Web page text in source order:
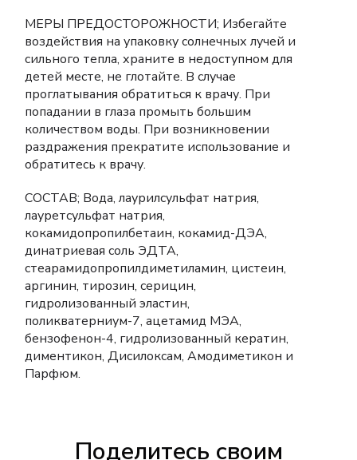
МЕРЫ ПРЕДОСТОРОЖНОСТИ; Избегайте
воздействия на упаковку солнечных лучей и
сильного тепла, храните в недоступном для
детей месте, не глотайте. В случае
проглатывания обратиться к врачу. При
попадании в глаза промыть большим
количеством воды. При возникновении
раздражения прекратите использование и
обратитесь к врачу.
СОСТАВ; Вода, лаурилсульфат натрия,
лауретсульфат натрия,
кокамидопропилбетаин, кокамид-ДЭА,
динатриевая соль ЭДТА,
стеарамидопропилдиметиламин, цистеин,
аргинин, тирозин, серицин,
гидролизованный эластин,
поликватерниум-7, ацетамид МЭА,
бензофенон-4, гидролизованный кератин,
диментикон, Дисилоксам, Амодиметикон и
Парфюм.
Поделитесь своим